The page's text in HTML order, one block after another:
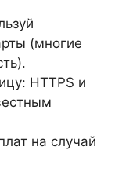
(многие
HTTPS и
на случай